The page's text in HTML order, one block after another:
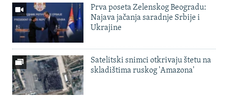
Prva poseta Zelenskog Beogradu:
Najava jačanja saradnje Srbije i
Ukrajine
Satelitski snimci otkrivaju štetu na
skladištima ruskog 'Amazona'